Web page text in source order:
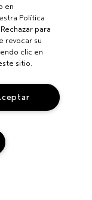
en
Política
para
revocar su
clic en
sitio.